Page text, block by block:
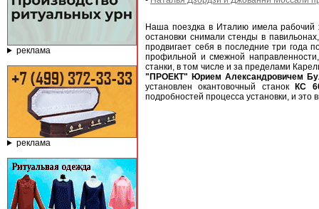
реклама
реклама
Наша поездка в Италию имела рабочий
остановки снимали стенды в
продвигает себя в последние три года
профильной и смежной
станки, в том числе и за пределами
"ПРОЕКТ" Юрием Александровичем
установлен окантовочный станок
КС
подробностей процесса установки, и это